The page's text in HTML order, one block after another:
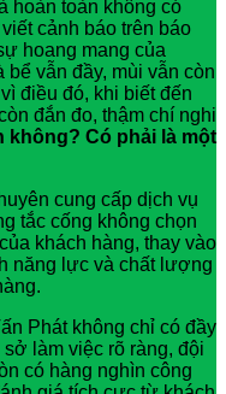
hoàn toàn không có
cảnh báo trên báo
hoang mang của
vẫn đầy, mùi vẫn còn
điều đó, khi biết đến
đắn đo, thậm chí nghi
không? Có phải là một
cung cấp dịch vụ
tắc cống không chọn
khách hàng, thay vào
năng lực và chất lượng
Phát không chỉ có đầy
làm việc rõ ràng, đội
có hàng nghìn công